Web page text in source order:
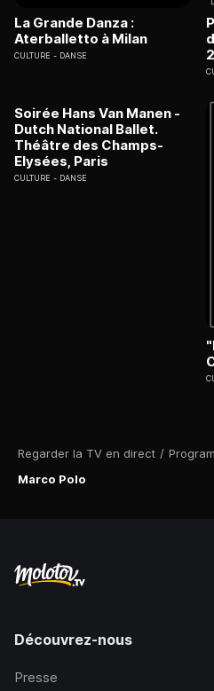
Regarder la TV en direct /
Marco Polo
La Grande Danza :
Aterballetto à Milan
CULTURE DANSE
Soirée Hans Van Manen -
Dutch National Ballet.
Théâtre des Champs-
Elysées, Paris
CULTURE DANSE
Découvrez-nous
Presse